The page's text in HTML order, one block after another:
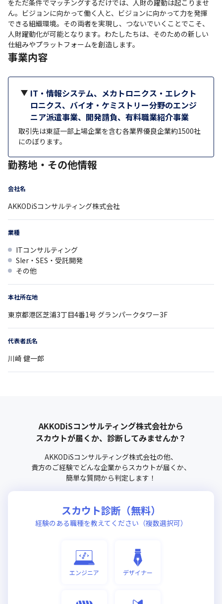
をただ条件でマッチングするだけでは、人財の躍動は起こりませ
ん。ビジョンに向かって働く人と、ビジョンに向かって力を発揮
できる組織環境。その両者を実現し、つないでいくことでこそ、
人財躍動化が可能となります。わたしたちは、そのための新しい
仕組みやプラットフォームを創造します。
事業内容
IT・情報システム、メカトロニクス・エレクト
ロニクス、バイオ・ケミストリー分野のエンジ
ニア派遣事業、開発請負、有料職業紹介事業
取引先は東証一部上場企業を含む各業界優良企業約1500社
にのぼります。
勤務地・その他情報
会社名
AKKODiSコンサルティング株式会社
業種
ITコンサルティング
SIer・SES・受託開発
その他
本社所在地
東京都港区芝浦3丁目4番1号 グランパークタワー3F
代表者氏名
川崎 健一郎
AKKODiSコンサルティング株式会社から
スカウトが届くか、診断してみませんか？
AKKODiSコンサルティング株式会社の他、
貴方のご経験でどんな企業からスカウトが届くか、
簡単な質問から判定します！
スカウト診断（無料）
経験のある職種を教えてください（複数選択可）
エンジニア デザイナー